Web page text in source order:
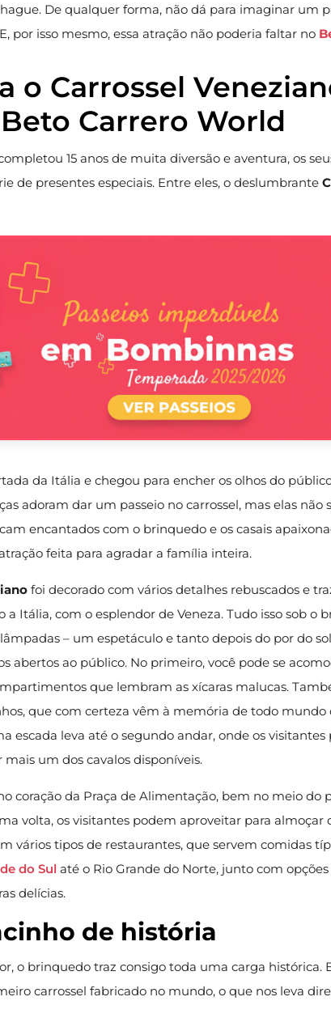
De qualquer forma, não dá para imaginar um
por isso mesmo, essa atração não poderia faltar no
o Carrossel
Carrero World
15 anos de muita diversão e aventura, os
de presentes especiais. Entre eles, o deslumbrante
da Itália e chegou para encher os olhos do
adoram dar um passeio no carrossel, mas elas não
encantados com o brinquedo e os casais
feita para agradar a família inteira.
foi decorado com vários detalhes rebuscados e
a Itália, com o esplendor de Veneza. Tudo isso sob o
– um espetáculo e tanto depois do por do
abertos ao público. No primeiro, você pode se
que lembram as xícaras malucas.
que com certeza vêm à memória de todo
escada leva até o segundo andar, onde os
mais um dos cavalos disponíveis.
coração da Praça de Alimentação, bem no meio do
volta, os visitantes podem aproveitar para almoçar
vários tipos de restaurantes, que servem comidas
do Sul até o Rio Grande do Norte, junto com
delícias.
de história
o brinquedo traz consigo toda uma carga histórica.
carrossel fabricado no mundo, o que nos leva